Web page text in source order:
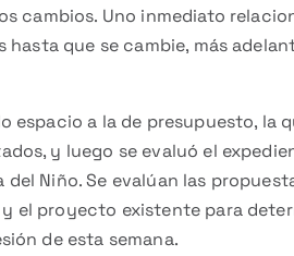
cambios. Uno inmediato
que se cambie, más
espacio a la de presupuesto, la
y luego se evaluó el
Niño. Se evalúan las
el proyecto existente para
de esta semana.